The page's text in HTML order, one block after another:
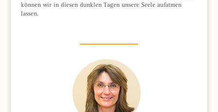
können wir in diesen dunklen Tagen unsere Seele aufatmen
lassen.